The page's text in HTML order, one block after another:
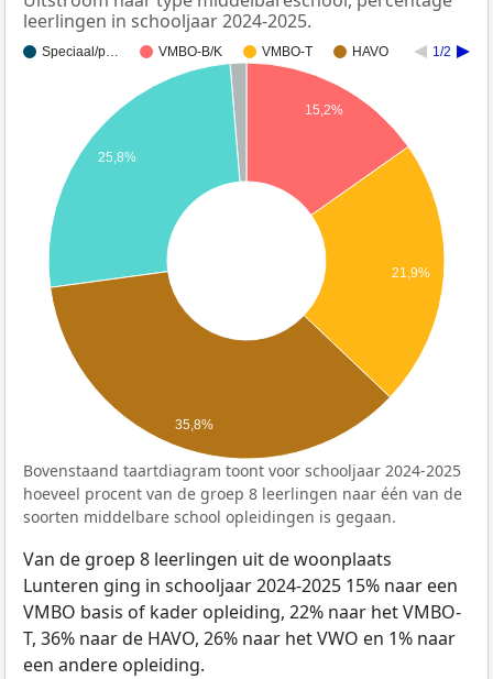
leerlingen in schooljaar 2024-2025.
Speciaal/p… VMBO-B/K VMBO-T HAVO 1/2
15,2%
21,9%
25,8%
35,8%
Bovenstaand taartdiagram toont voor schooljaar 2024-2025
hoeveel procent van de groep 8 leerlingen naar één van de
soorten middelbare school opleidingen is gegaan.
Van de groep 8 leerlingen uit de woonplaats
Lunteren ging in schooljaar 2024-2025 15% naar een
VMBO basis of kader opleiding, 22% naar het VMBO-
T, 36% naar de HAVO, 26% naar het VWO en 1% naar
een andere opleiding.